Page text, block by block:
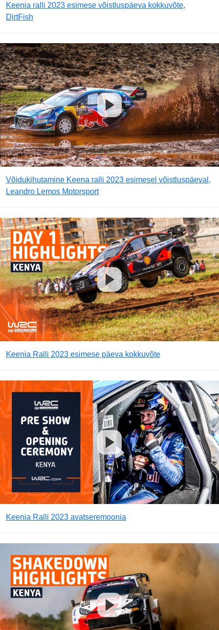
Keenia ralli 2023 esimese võistluspäeva kokkuvõte,
DirtFish
Võidukihutamine Keena ralli 2023 esimesel võistluspäeval,
Leandro Lemos Motorsport
Keenia Ralli 2023 esimese päeva kokkuvõte
Keenia Ralli 2023 avatseremoonia